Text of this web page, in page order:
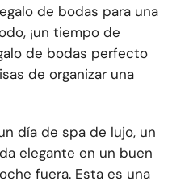
de bodas para una
¡un tiempo de
de bodas perfecto
de organizar una
día de spa de lujo, un
elegante en un buen
fuera. Esta es una